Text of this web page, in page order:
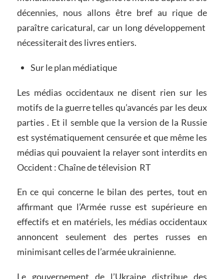
décennies, nous allons être bref au rique de
paraître caricatural, car un long développement
nécessiterait des livres entiers.
Sur le plan médiatique
Les médias occidentaux ne disent rien sur les
motifs de la guerre telles qu’avancés par les deux
parties . Et il semble que la version de la Russie
est systématiquement censurée et que même les
médias qui pouvaient la relayer sont interdits en
Occident : Chaîne de télevision RT
En ce qui concerne le bilan des pertes, tout en
affirmant que l’Armée russe est supérieure en
effectifs et en matériels, les médias occidentaux
annoncent seulement des pertes russes en
minimisant celles de l’armée ukrainienne.
Le gouvernement de l’Ukraine distribue des